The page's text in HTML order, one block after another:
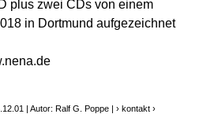
plus zwei CDs von einem
in Dortmund aufgezeichnet
| Autor: Ralf G. Poppe |› kontakt ›